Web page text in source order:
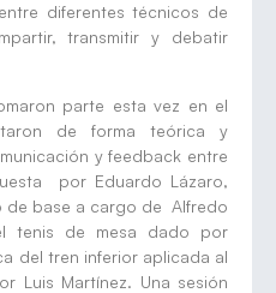
diferentes técnicos de
transmitir y debatir
parte esta vez en el
de forma teórica y
y feedback entre
por Eduardo Lázaro,
de base a cargo de Alfredo
tenis de mesa dado por
del tren inferior aplicada al
Luis Martínez. Una sesión